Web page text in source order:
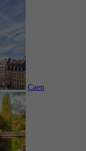
Caen